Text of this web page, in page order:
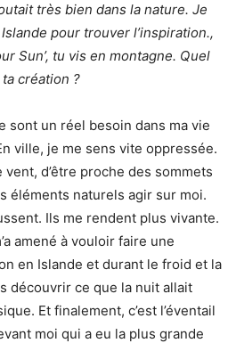
très bien dans la nature. Je
pour trouver l’inspiration.,
Sun’, tu vis en montagne. Quel
création ?
sont un réel besoin dans ma vie
ville, je me sens vite oppressée.
vent, d’être proche des sommets
éléments naturels agir sur moi.
Ils me rendent plus vivante.
amené à vouloir faire une
en Islande et durant le froid et la
découvrir ce que la nuit allait
Et finalement, c’est l’éventail
moi qui a eu la plus grande